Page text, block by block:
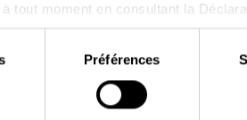
tout moment en consultant la
des informations sur votre
Préférences
suit pourrait